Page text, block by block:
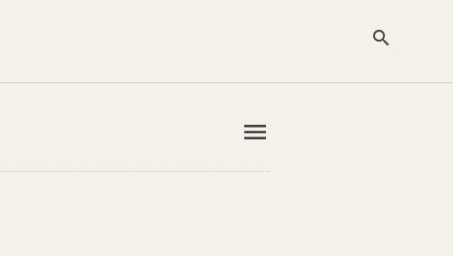
search
menu